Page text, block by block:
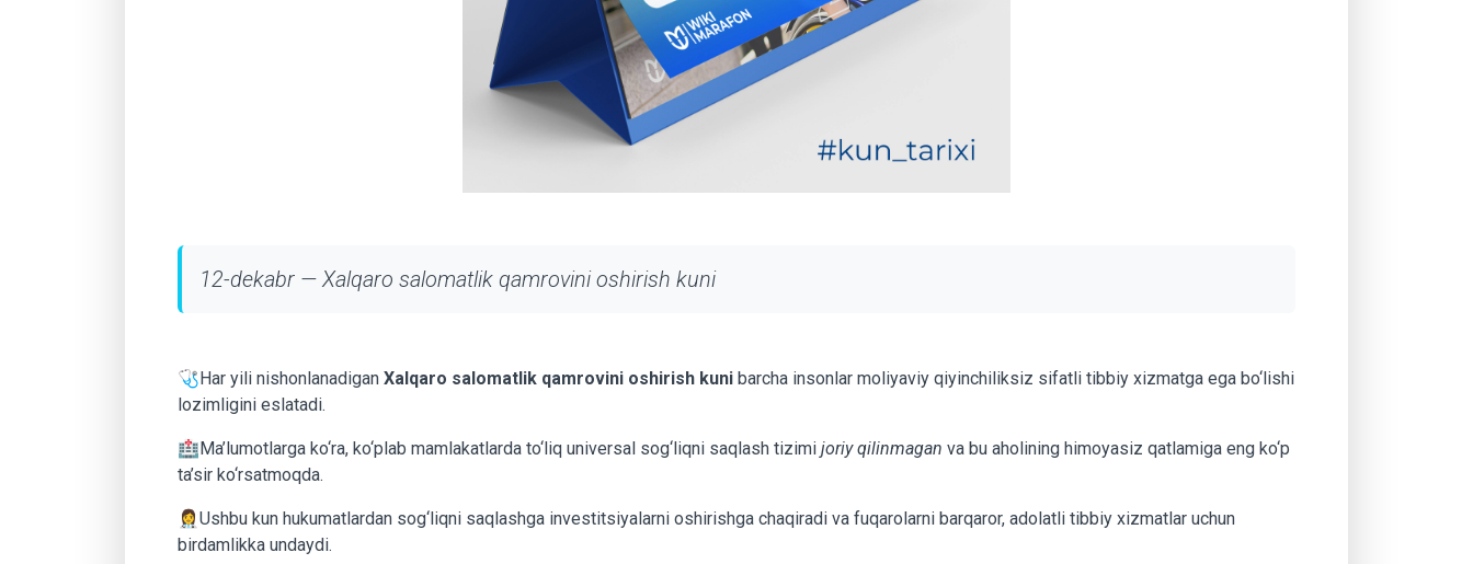
12-dekabr — Xalqaro salomatlik qamrovini oshirish kuni
🩺Har yili nishonlanadigan Xalqaro salomatlik qamrovini oshirish kuni barcha insonlar moliyaviy qiyinchiliksiz sifatli tibbiy xizmatga ega bo‘lishi
lozimligini eslatadi.
🏥Ma’lumotlarga ko‘ra, ko‘plab mamlakatlarda to‘liq universal sog‘liqni saqlash tizimi joriy qilinmagan va bu aholining himoyasiz qatlamiga eng ko‘p
ta’sir ko‘rsatmoqda.
👩‍⚕️Ushbu kun hukumatlardan sog‘liqni saqlashga investitsiyalarni oshirishga chaqiradi va fuqarolarni barqaror, adolatli tibbiy xizmatlar uchun
birdamlikka undaydi.